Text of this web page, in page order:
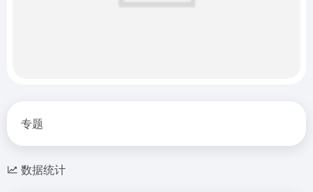
专题
数据统计